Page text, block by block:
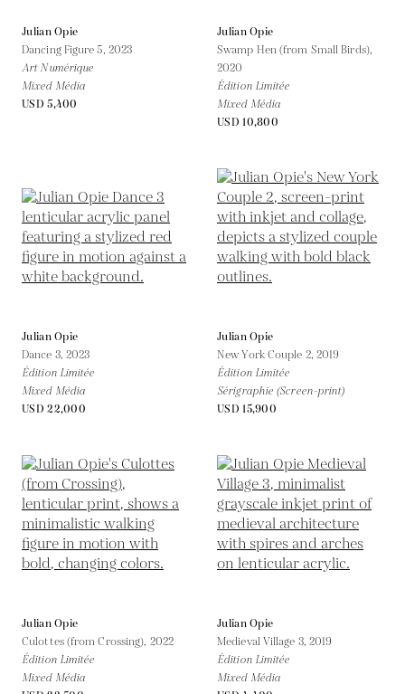
Julian Opie
Dancing Figure 5, 2023
Art Numérique
Mixed Média
USD 5,400
Julian Opie
Swamp Hen (from Small Birds),
2020
Édition Limitée
Mixed Média
USD 10,800
Julian Opie
Dance 3, 2023
Édition Limitée
Mixed Média
USD 22,000
Julian Opie
New York Couple 2, 2019
Édition Limitée
Sérigraphie (Screen-print)
USD 15,900
Julian Opie
Culottes (from Crossing), 2022
Édition Limitée
Mixed Média
Julian Opie
Medieval Village 3, 2019
Édition Limitée
Mixed Média